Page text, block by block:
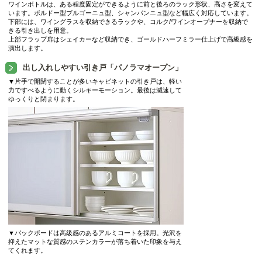
ワインボトルは、ある程度固定ができるように前と後ろのラック形状、高さを変えて
います。ボルドー型ブルゴーニュ型、シャンパンニュ型など幅広く対応しています。
下部には、ワイングラスを収納できるラックや、コルク/ワインオープナーを収納で
きる引き出しを用意。
上部フラップ扉はシェイカーなど収納でき、ゴールドハーフミラー仕上げで高級感を
演出します。
出し入れしやすい引き戸「パノラマオープン」
▼片手で開閉することが多いキャビネットの引き戸は、軽い
力ですべるように動くシルキーモーション。最後は減速して
ゆっくりと閉まります。
▼バックボードは高級感のあるアルミコートを採用。光沢を
抑えたマットな質感のステンカラーが落ち着いた印象を与え
てくれます。